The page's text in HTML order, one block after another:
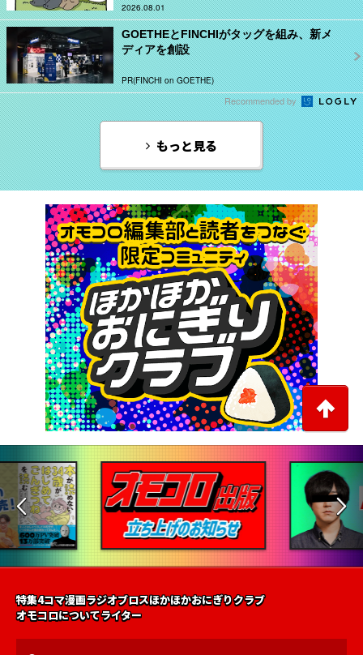
2026.08.01
GOETHEとFINCHIがタッグを組み、新メ
ディアを創設
PR(FINCHI on GOETHE)
Recommended by
もっと見る
特集4コマ漫画ラジオブロスほかほかおにぎりクラブ
オモコロについてライター